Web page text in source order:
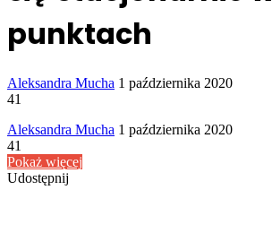
punktach
Aleksandra Mucha Send
1 października 2020
41
Aleksandra Mucha Send
1 października 2020
41
Pokaż więcej
Udostępnij